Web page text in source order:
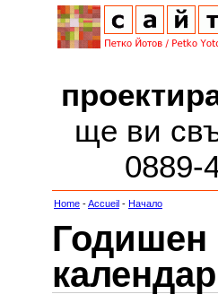
ще ви
0889-
Home -Accueil - Начало
Годишен
календар